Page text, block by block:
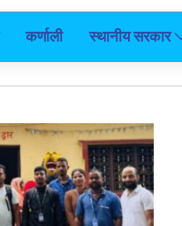
कर्णाली स्थानीय सरकार